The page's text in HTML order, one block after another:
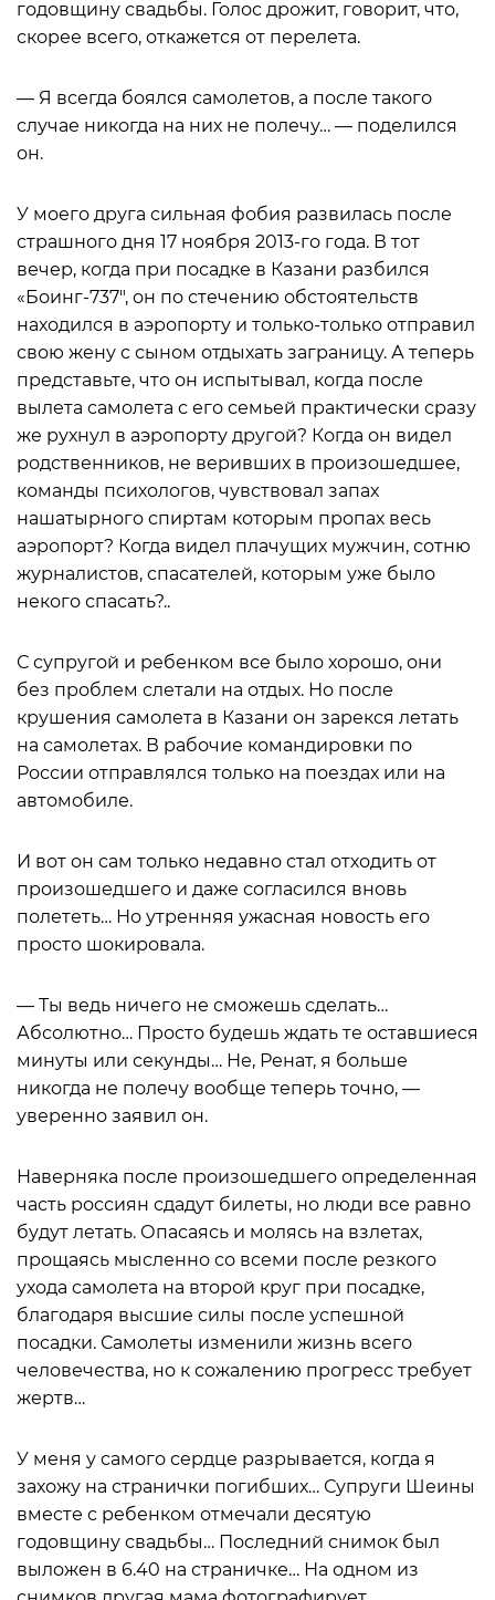
годовщину свадьбы. Голос дрожит, говорит, что,
скорее всего, откажется от перелета.
— Я всегда боялся самолетов, а после такого
случае никогда на них не полечу… — поделился
он.
У моего друга сильная фобия развилась после
страшного дня 17 ноября 2013-го года. В тот
вечер, когда при посадке в Казани разбился
«Боинг-737″, он по стечению обстоятельств
находился в аэропорту и только-только отправил
свою жену с сыном отдыхать заграницу. А теперь
представьте, что он испытывал, когда после
вылета самолета с его семьей практически сразу
же рухнул в аэропорту другой? Когда он видел
родственников, не веривших в произошедшее,
команды психологов, чувствовал запах
нашатырного спиртам которым пропах весь
аэропорт? Когда видел плачущих мужчин, сотню
журналистов, спасателей, которым уже было
некого спасать?..
С супругой и ребенком все было хорошо, они
без проблем слетали на отдых. Но после
крушения самолета в Казани он зарекся летать
на самолетах. В рабочие командировки по
России отправлялся только на поездах или на
автомобиле.
И вот он сам только недавно стал отходить от
произошедшего и даже согласился вновь
полететь… Но утренняя ужасная новость его
просто шокировала.
— Ты ведь ничего не сможешь сделать…
Абсолютно… Просто будешь ждать те оставшиеся
минуты или секунды… Не, Ренат, я больше
никогда не полечу вообще теперь точно, —
уверенно заявил он.
Наверняка после произошедшего определенная
часть россиян сдадут билеты, но люди все равно
будут летать. Опасаясь и молясь на взлетах,
прощаясь мысленно со всеми после резкого
ухода самолета на второй круг при посадке,
благодаря высшие силы после успешной
посадки. Самолеты изменили жизнь всего
человечества, но к сожалению прогресс требует
жертв…
У меня у самого сердце разрывается, когда я
захожу на странички погибших… Супруги Шеины
вместе с ребенком отмечали десятую
годовщину свадьбы… Последний снимок был
выложен в 6.40 на страничке… На одном из